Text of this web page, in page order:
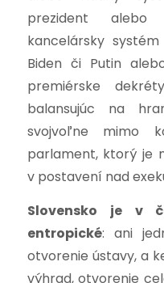
prezident
kancelársky
Biden či Putin
premiérske
balansujúc na
svojvoľne mimo
parlament, ktorý je
v postavení nad
Slovensko je v
entropické: ani
otvorenie ústavy, a
výhrad, otvorenie